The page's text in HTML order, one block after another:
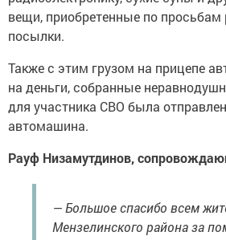
вещи, приобретенные по просьбам
посылки.
Также с этим грузом на прицепе
на деньги, собранные
для участника СВО была
автомашина.
Рауф Низамутдинов,
— Большое спасибо всем
Мензелинского района за